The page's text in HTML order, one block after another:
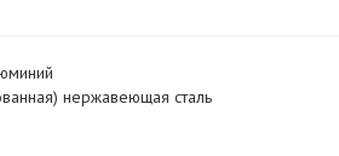
нержавеющая сталь